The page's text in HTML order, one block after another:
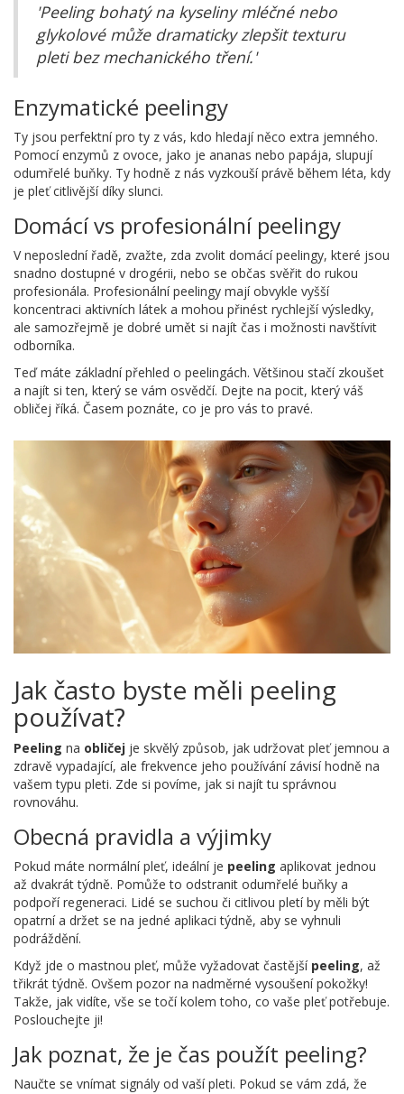
'Peeling bohatý na kyseliny mléčné nebo
glykolové může dramaticky zlepšit texturu
pleti bez mechanického tření.'
Enzymatické peelingy
Ty jsou perfektní pro ty z vás, kdo hledají něco extra jemného.
Pomocí enzymů z ovoce, jako je ananas nebo papája, slupují
odumřelé buňky. Ty hodně z nás vyzkouší právě během léta, kdy
je pleť citlivější díky slunci.
Domácí vs profesionální peelingy
V neposlední řadě, zvažte, zda zvolit domácí peelingy, které jsou
snadno dostupné v drogérii, nebo se občas svěřit do rukou
profesionála. Profesionální peelingy mají obvykle vyšší
koncentraci aktivních látek a mohou přinést rychlejší výsledky,
ale samozřejmě je dobré umět si najít čas i možnosti navštívit
odborníka.
Teď máte základní přehled o peelingách. Většinou stačí zkoušet
a najít si ten, který se vám osvědčí. Dejte na pocit, který váš
obličej říká. Časem poznáte, co je pro vás to pravé.
Jak často byste měli peeling
používat?
Peeling na obličej je skvělý způsob, jak udržovat pleť jemnou a
zdravě vypadající, ale frekvence jeho používání závisí hodně na
vašem typu pleti. Zde si povíme, jak si najít tu správnou
rovnováhu.
Obecná pravidla a výjimky
Pokud máte normální pleť, ideální je peeling aplikovat jednou
až dvakrát týdně. Pomůže to odstranit odumřelé buňky a
podpoří regeneraci. Lidé se suchou či citlivou pletí by měli být
opatrní a držet se na jedné aplikaci týdně, aby se vyhnuli
podráždění.
Když jde o mastnou pleť, může vyžadovat častější peeling, až
třikrát týdně. Ovšem pozor na nadměrné vysoušení pokožky!
Takže, jak vidíte, vše se točí kolem toho, co vaše pleť potřebuje.
Poslouchejte ji!
Jak poznat, že je čas použít peeling?
Naučte se vnímat signály od vaší pleti. Pokud se vám zdá, že